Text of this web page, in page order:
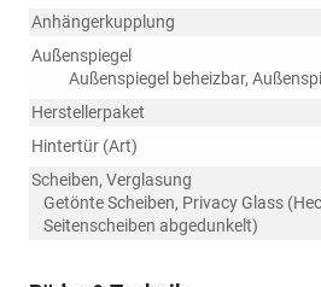
Anhängerkupplung
Außenspiegel
Außenspiegel beheizbar,
Herstellerpaket
Hintertür (Art)
Scheiben, Verglasung
Getönte Scheiben, Privacy Glass
Seitenscheiben abgedunkelt)